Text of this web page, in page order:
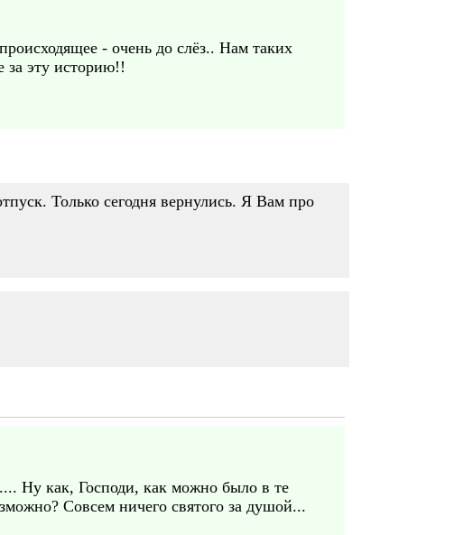
- очень до слёз.. Нам таких
за эту историю!!
Только сегодня вернулись. Я Вам про
Ну как, Господи, как можно было в те
Совсем ничего святого за душой...